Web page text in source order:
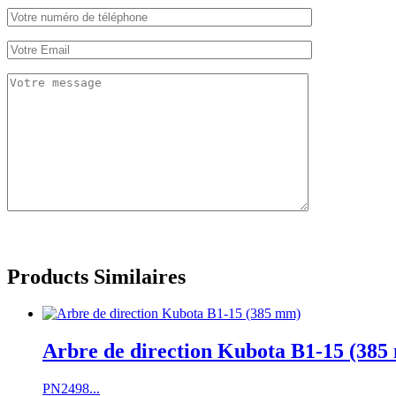
Products Similaires
Arbre de direction Kubota B1-15 (385
PN2498...